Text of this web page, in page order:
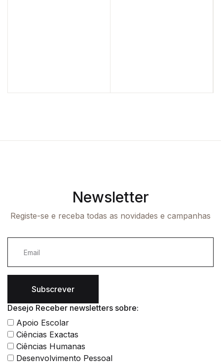
Newsletter
Registe-se e receba todas as novidades e campanhas
Subscrever
Desejo Receber newsletters sobre:
Apoio Escolar
Ciências Exactas
Ciências Humanas
Desenvolvimento Pessoal